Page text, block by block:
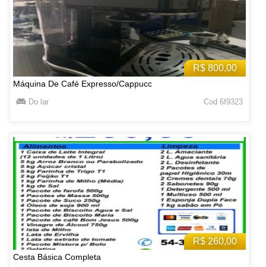
R$ 800,00
Máquina De Café Expresso/Cappucc
Do lar Cod 6f9323
R$ 260,00
Cesta Básica Completa